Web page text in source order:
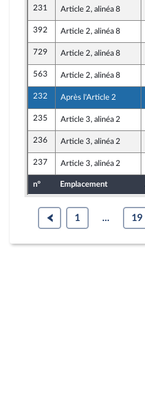
231 Article 2, alinéa 8
392 Article 2, alinéa 8
729 Article 2, alinéa 8
563 Article 2, alinéa 8
232 Après l'Article 2
235 Article 3, alinéa 2
236 Article 3, alinéa 2
237 Article 3, alinéa 2
n° Emplacement
1 ... 19